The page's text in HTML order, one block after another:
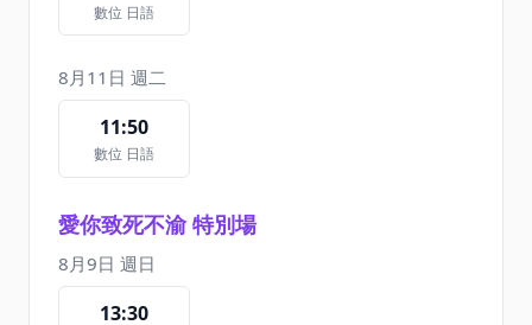
數位 日語
8月11日 週二
11:50
數位 日語
愛你致死不渝 特別場
8月9日 週日
13:30